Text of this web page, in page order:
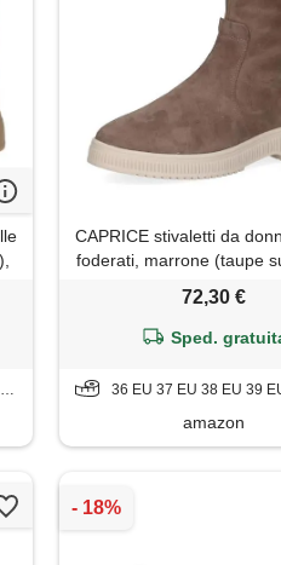
CAPRICE stivaletti da
foderati, marrone (taupe
72,30 €
Sped.
36 EU 37 EU 38 EU 39 EU 40 EU
amazon